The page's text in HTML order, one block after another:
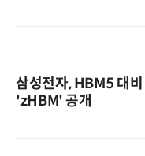
삼성전자, HBM5 대비
'zHBM' 공개